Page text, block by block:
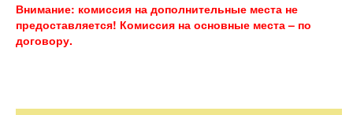
Внимание: комиссия на дополнительные места не
предоставляется! Комиссия на основные места – по
договору.